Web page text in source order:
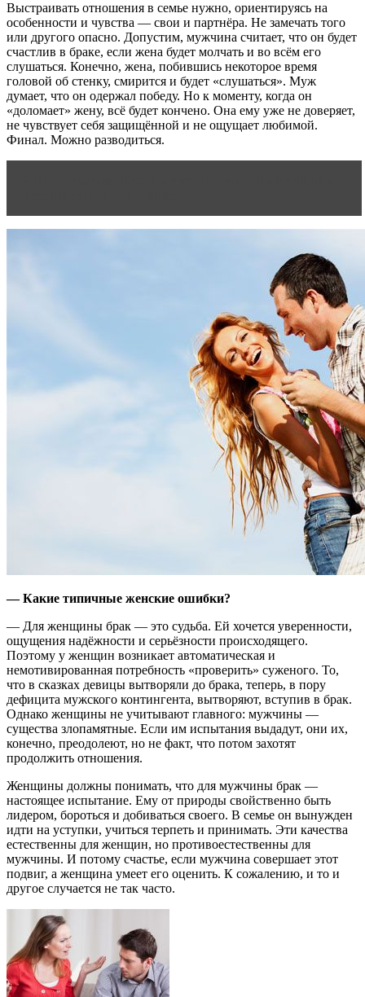
Выстраивать отношения в семье нужно, ориентируясь на
особенности и чувства — свои и партнёра. Не замечать того
или другого опасно. Допустим, мужчина считает, что он будет
счастлив в браке, если жена будет молчать и во всём его
слушаться. Конечно, жена, побившись некоторое время
головой об стенку, смирится и будет «слушаться». Муж
думает, что он одержал победу. Но к моменту, когда он
«доломает» жену, всё будет кончено. Она ему уже не доверяет,
не чувствует себя защищённой и не ощущает любимой.
Финал. Можно разводиться.
— Какие типичные женские ошибки?
— Для женщины брак — это судьба. Ей хочется уверенности,
ощущения надёжности и серьёзности происходящего.
Поэтому у женщин возникает автоматическая и
немотивированная потребность «проверить» суженого. То,
что в сказках девицы вытворяли до брака, теперь, в пору
дефицита мужского контингента, вытворяют, вступив в брак.
Однако женщины не учитывают главного: мужчины —
существа злопамятные. Если им испытания выдадут, они их,
конечно, преодолеют, но не факт, что потом захотят
продолжить отношения.
Женщины должны понимать, что для мужчины брак —
настоящее испытание. Ему от природы свойственно быть
лидером, бороться и добиваться своего. В семье он вынужден
идти на уступки, учиться терпеть и принимать. Эти качества
естественны для женщин, но противоестественны для
мужчины. И потому счастье, если мужчина совершает этот
подвиг, а женщина умеет его оценить. К сожалению, и то и
другое случается не так часто.